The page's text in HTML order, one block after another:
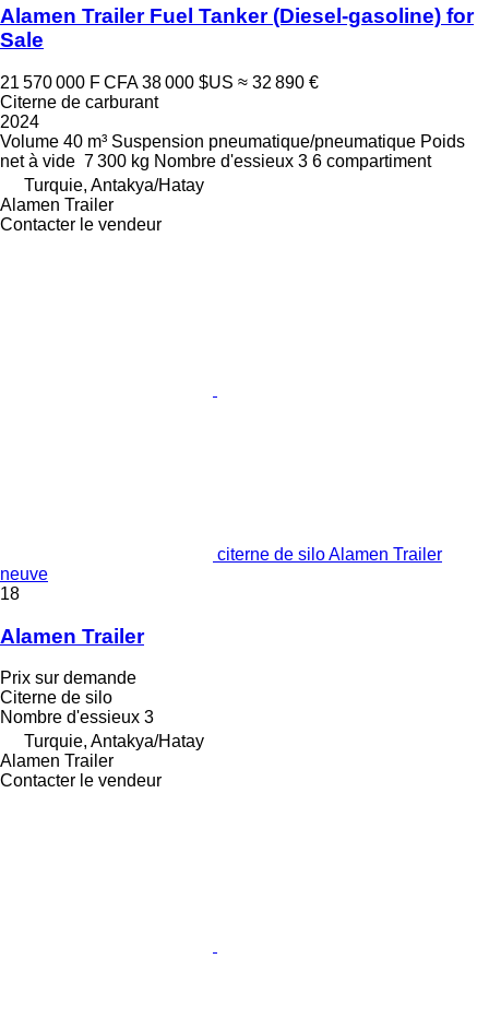
Alamen Trailer Fuel Tanker (Diesel-gasoline) for
Sale
21 570 000 F CFA 38 000 $US ≈ 32 890 €
Citerne de carburant
2024
Volume 40 m³ Suspension pneumatique/pneumatique Poids
net à vide 7 300 kg Nombre d'essieux 3 6 compartiment
Turquie, Antakya/Hatay
Alamen Trailer
Contacter le vendeur
citerne de silo Alamen Trailer
neuve
18
Alamen Trailer
Prix sur demande
Citerne de silo
Nombre d'essieux 3
Turquie, Antakya/Hatay
Alamen Trailer
Contacter le vendeur